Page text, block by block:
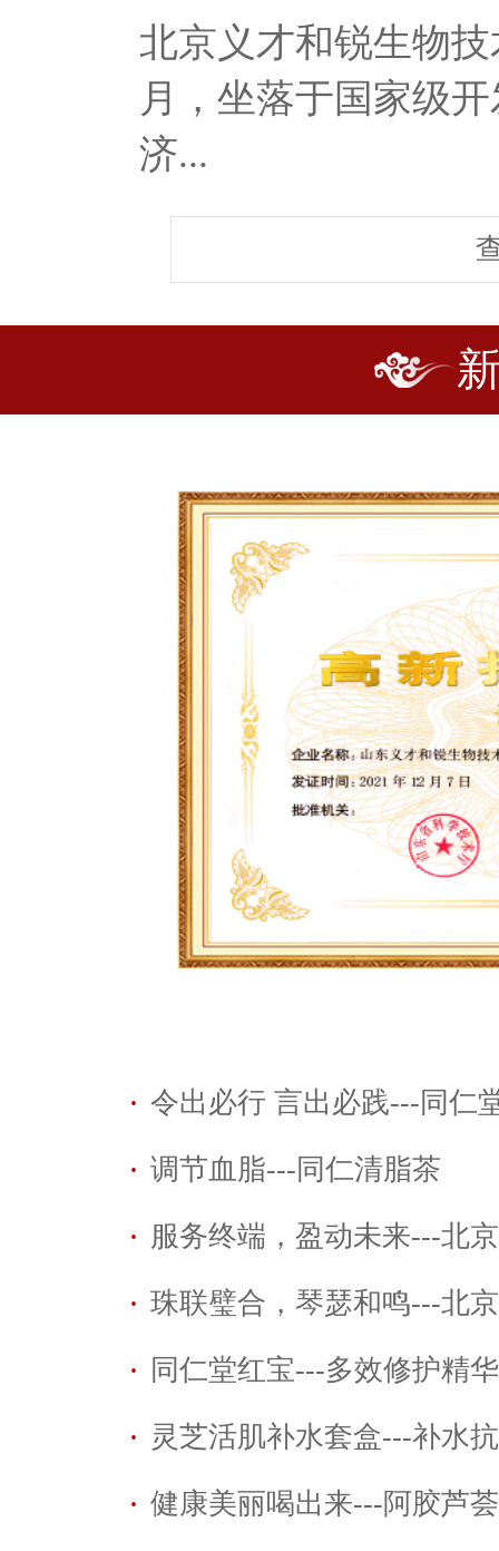
北京义才和锐生物
月，坐落于国家级
济...
· 令出必行 言出必践---同仁
· 调节血脂---同仁清脂茶
· 服务终端，盈动未来---北
· 珠联璧合，琴瑟和鸣---北
· 同仁堂红宝---多效修护精
· 灵芝活肌补水套盒---补水
· 健康美丽喝出来---阿胶芦